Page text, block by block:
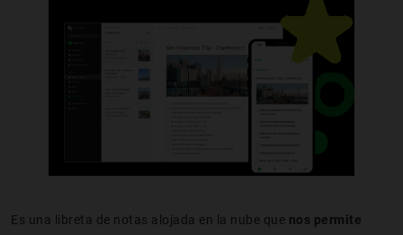
Es una libreta de notas alojada en la nube que nos permite